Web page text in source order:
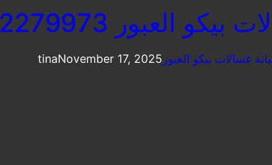
العبور 01092279973
tinaNovember 17, 2025 غسالات بيكو العبور